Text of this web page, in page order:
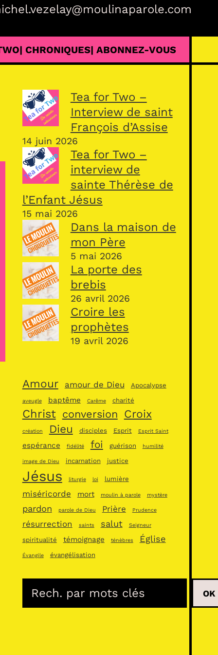
| CHRONIQUES| ABONNEZ-VOUS
Tea for Two –
Interview de saint
François d’Assise
14 juin 2026
Tea for Two –
interview de
sainte Thérèse de
l’Enfant Jésus
15 mai 2026
Dans la maison de
mon Père
5 mai 2026
La porte des
brebis
26 avril 2026
Croire les
prophètes
19 avril 2026
Amour amour de Dieu Apocalypse
aveugle baptême Carême charité
Christ conversion Croix
création Dieu disciples Esprit Esprit Saint
espérance fidélité foi guérison humilité
image de Dieu incarnation justice
Jésus liturgie loi lumière
miséricorde mort moulin à parole mystère
pardon parole de Dieu Prière Prudence
résurrection saints salut Seigneur
spiritualité témoignage ténèbres Église
Évangile évangélisation
OK